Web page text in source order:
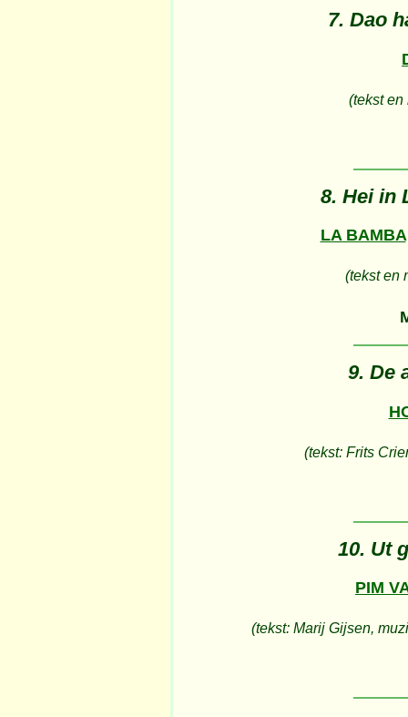
7. Dao
(tekst
8. Hei in
LA BAMBA
(tekst en
9. De
(tekst: Frits
10. Ut
PIM
(tekst: Marij Gijsen,